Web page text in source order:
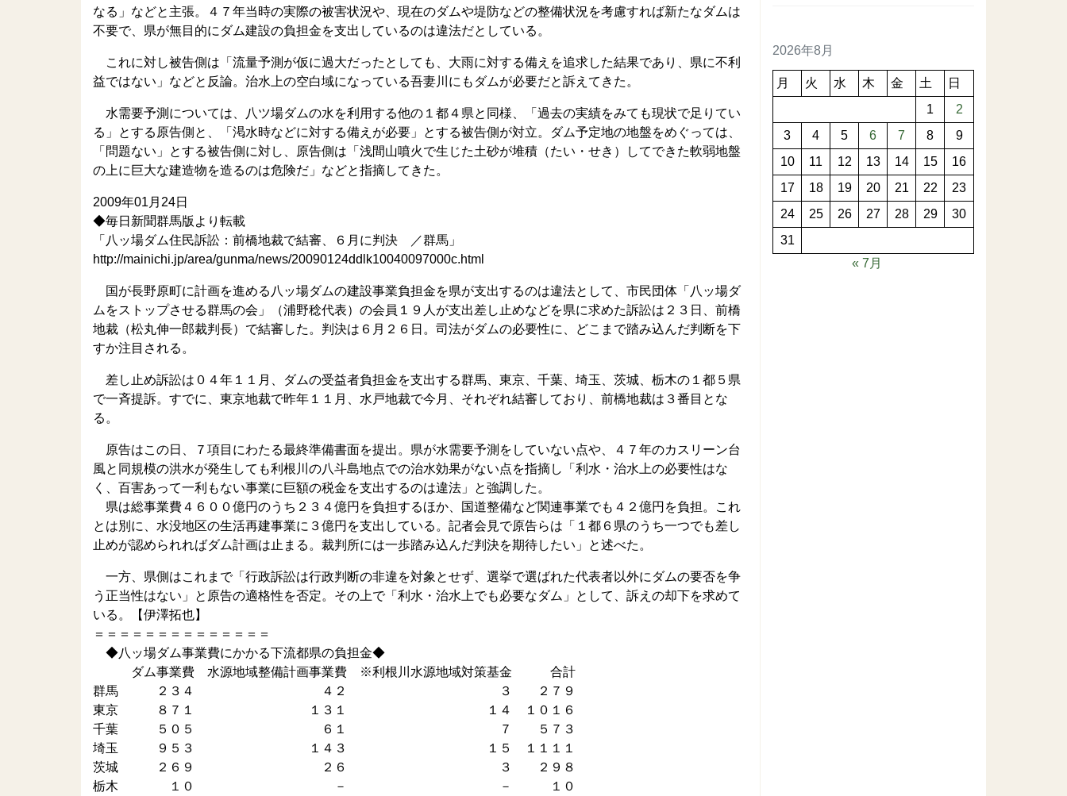
なる」などと主張。４７年当時の実際の被害状況や、現在のダムや堤防などの整備状況を考慮すれば新たなダムは
不要で、県が無目的にダム建設の負担金を支出しているのは違法だとしている。
これに対し被告側は「流量予測が仮に過大だったとしても、大雨に対する備えを追求した結果であり、県に不利
益ではない」などと反論。治水上の空白域になっている吾妻川にもダムが必要だと訴えてきた。
水需要予測については、八ツ場ダムの水を利用する他の１都４県と同様、「過去の実績をみても現状で足りてい
る」とする原告側と、「渇水時などに対する備えが必要」とする被告側が対立。ダム予定地の地盤をめぐっては、
「問題ない」とする被告側に対し、原告側は「浅間山噴火で生じた土砂が堆積（たい・せき）してできた軟弱地盤
の上に巨大な建造物を造るのは危険だ」などと指摘してきた。
2009年01月24日
◆毎日新聞群馬版より転載
「八ッ場ダム住民訴訟：前橋地裁で結審、６月に判決 ／群馬」
http://mainichi.jp/area/gunma/news/20090124ddlk10040097000c.html
国が長野原町に計画を進める八ッ場ダムの建設事業負担金を県が支出するのは違法として、市民団体「八ッ場ダ
ムをストップさせる群馬の会」（浦野稔代表）の会員１９人が支出差し止めなどを県に求めた訴訟は２３日、前橋
地裁（松丸伸一郎裁判長）で結審した。判決は６月２６日。司法がダムの必要性に、どこまで踏み込んだ判断を下
すか注目される。
差し止め訴訟は０４年１１月、ダムの受益者負担金を支出する群馬、東京、千葉、埼玉、茨城、栃木の１都５県
で一斉提訴。すでに、東京地裁で昨年１１月、水戸地裁で今月、それぞれ結審しており、前橋地裁は３番目とな
る。
原告はこの日、７項目にわたる最終準備書面を提出。県が水需要予測をしていない点や、４７年のカスリーン台
風と同規模の洪水が発生しても利根川の八斗島地点での治水効果がない点を指摘し「利水・治水上の必要性はな
く、百害あって一利もない事業に巨額の税金を支出するのは違法」と強調した。
県は総事業費４６００億円のうち２３４億円を負担するほか、国道整備など関連事業でも４２億円を負担。これ
とは別に、水没地区の生活再建事業に３億円を支出している。記者会見で原告らは「１都６県のうち一つでも差し
止めが認められればダム計画は止まる。裁判所には一歩踏み込んだ判決を期待したい」と述べた。
一方、県側はこれまで「行政訴訟は行政判断の非違を対象とせず、選挙で選ばれた代表者以外にダムの要否を争
う正当性はない」と原告の適格性を否定。その上で「利水・治水上でも必要なダム」として、訴えの却下を求めて
いる。【伊澤拓也】
＝＝＝＝＝＝＝＝＝＝＝＝＝＝
◆八ッ場ダム事業費にかかる下流都県の負担金◆
ダム事業費 水源地域整備計画事業費 ※利根川水源地域対策基金 合計
群馬 ２３４ ４２ ３ ２７９
東京 ８７１ １３１ １４ １０１６
千葉 ５０５ ６１ ７ ５７３
埼玉 ９５３ １４３ １５ １１１１
茨城 ２６９ ２６ ３ ２９８
栃木 １０ － － １０
2026年8月
月 火 水 木 金 土
日
1
2
3
4 5 6 7 8
9
10
11 12 13 14 15
16
17
18 19 20 21 22
23
24
25 26 27 28 29
30
31
« 7月